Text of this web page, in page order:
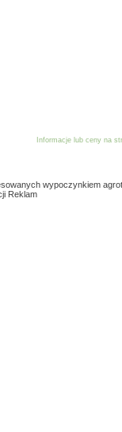
Informacje lub ceny na
wypoczynkiem
Reklam